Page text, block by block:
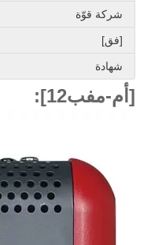
شركة قوّة
[فق]
شهادة
[أم-مفب12]: